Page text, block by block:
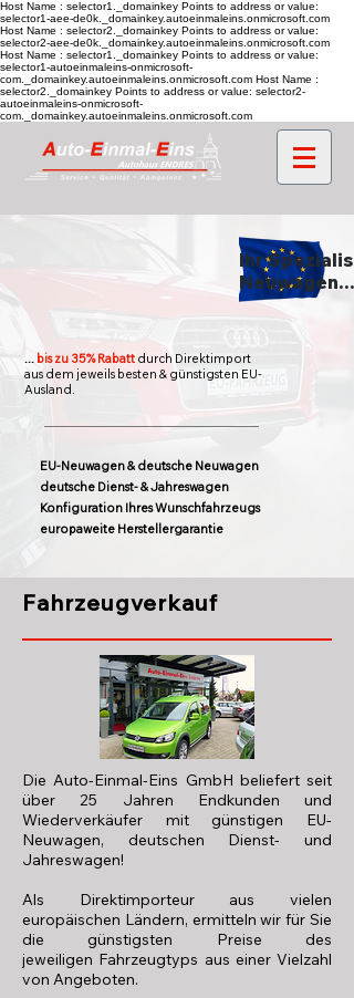
Host Name : selector1._domainkey Points to address or value:
selector1-aee-de0k._domainkey.autoeinmaleins.onmicrosoft.com
Host Name : selector2._domainkey Points to address or value:
selector2-aee-de0k._domainkey.autoeinmaleins.onmicrosoft.com
Host Name : selector1._domainkey Points to address or value:
selector1-autoeinmaleins-onmicrosoft-
com._domainkey.autoeinmaleins.onmicrosoft.com Host Name :
selector2._domainkey Points to address or value: selector2-
autoeinmaleins-onmicrosoft-
com._domainkey.autoeinmaleins.onmicrosoft.com
Ihr
Neuwagen...
... bis zu 35% Rabatt durch Direktimport
aus dem jeweils besten & günstigsten EU-
Ausland.
EU-Neuwagen & deutsche Neuwagen
deutsche Dienst- & Jahreswagen
Konfiguration Ihres Wunschfahrzeugs
europaweite Herstellergarantie
Fahrzeugverkauf
Die Auto-Einmal-Eins GmbH beliefert seit
über 25 Jahren Endkunden und
Wiederverkäufer mit günstigen EU-
Neuwagen, deutschen Dienst- und
Jahreswagen!
Als Direktimporteur aus vielen
europäischen Ländern, ermitteln wir für Sie
die günstigsten Preise des
jeweiligen Fahrzeugtyps aus einer Vielzahl
von Angeboten.